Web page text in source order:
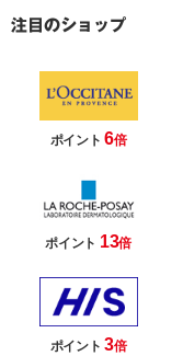
ポイント6倍
ポイント 13倍
ポイント3倍